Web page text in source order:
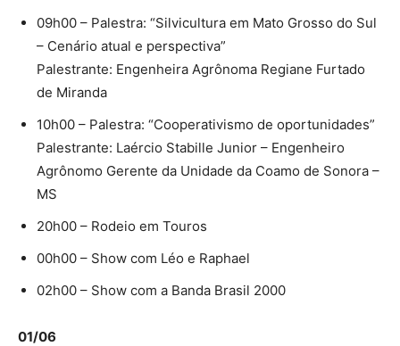
09h00 – Palestra: “Silvicultura em Mato Grosso do Sul
– Cenário atual e perspectiva”
Palestrante: Engenheira Agrônoma Regiane Furtado
de Miranda
10h00 – Palestra: “Cooperativismo de oportunidades”
Palestrante: Laércio Stabille Junior – Engenheiro
Agrônomo Gerente da Unidade da Coamo de Sonora –
MS
20h00 – Rodeio em Touros
00h00 – Show com Léo e Raphael
02h00 – Show com a Banda Brasil 2000
01/06